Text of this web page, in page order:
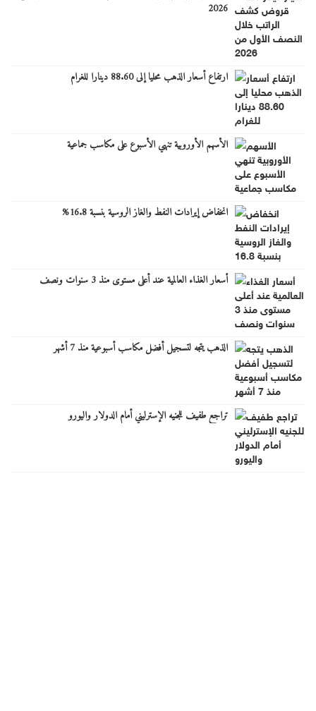
2026
ارتفاع أسعار الذهب محليا إلى 88.60 دينارا للغرام
الأسهم الأوروبية تنهي الأسبوع على مكاسب جماعية
انخفاض إيرادات النفط والغاز الروسية بنسبة 16.8%
أسعار الغذاء العالمية عند أعلى مستوى منذ 3 سنوات ونصف
الذهب يتجه لتسجيل أفضل مكاسب أسبوعية منذ 7 أشهر
تراجع طفيف للجنيه الإسترليني أمام الدولار واليورو